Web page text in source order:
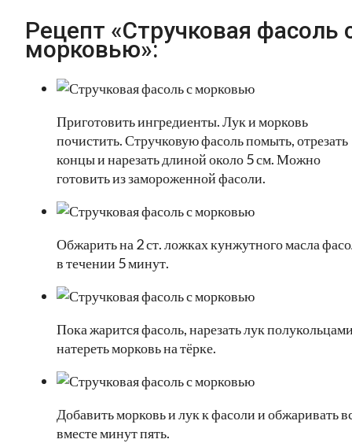
Рецепт «Стручковая фасоль
морковью»:
Приготовить ингредиенты. Лук и морковь
почистить. Стручковую фасоль помыть, отрезать
концы и нарезать длиной около 5 см. Можно
готовить из замороженной фасоли.
Обжарить на 2 ст. ложках кунжутного масла
в течении 5 минут.
Пока жарится фасоль, нарезать лук
натереть морковь на тёрке.
Добавить морковь и лук к фасоли и обжаривать
вместе минут пять.